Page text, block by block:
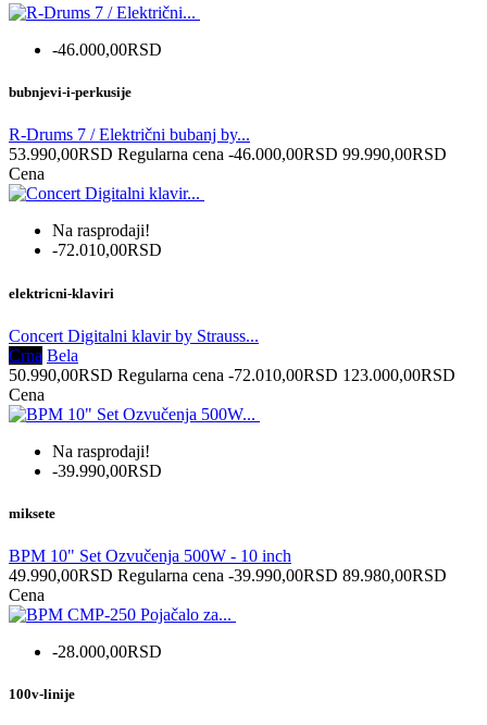
-46.000,00RSD
bubnjevi-i-perkusije
R-Drums 7 / Električni bubanj by...
53.990,00RSD Regularna cena -46.000,00RSD 99.990,00RSD
Cena
Na rasprodaji!
-72.010,00RSD
elektricni-klaviri
Concert Digitalni klavir by Strauss...
Crna Bela
50.990,00RSD Regularna cena -72.010,00RSD 123.000,00RSD
Cena
Na rasprodaji!
-39.990,00RSD
miksete
BPM 10" Set Ozvučenja 500W - 10 inch
49.990,00RSD Regularna cena -39.990,00RSD 89.980,00RSD
Cena
-28.000,00RSD
100v-linije